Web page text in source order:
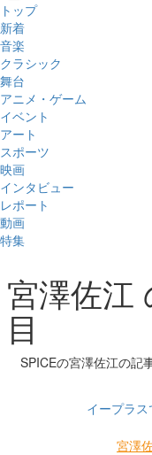
トップ
新着
音楽
クラシック
舞台
アニメ・ゲーム
イベント
アート
スポーツ
映画
インタビュー
レポート
動画
特集
宮澤佐江
目
SPICEの宮澤佐江の記
イープラス
宮澤